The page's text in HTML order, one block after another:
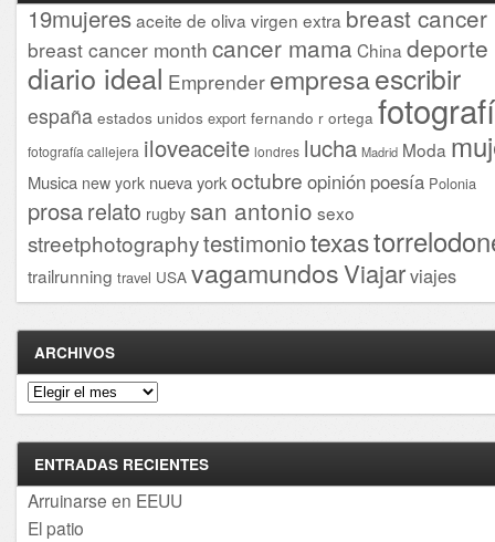
19mujeresaceite de oliva virgen extra breast cancer
breast cancer month cancer mama China deporte
diario ideal Emprender empresaescribir
españa estados unidos export fernando r ortega
fotografía callejera iloveaceite londres lucha Madrid Moda
Musica new york nueva yorkoctubre opinión poesía Polonia
prosarelato rugby san antonio sexo
streetphotographytestimoniotexas
trailrunning travel USA vagamundosViajarviajes
ARCHIVOS
Archivos
ENTRADAS RECIENTES
Arruinarse en EEUU
El patio